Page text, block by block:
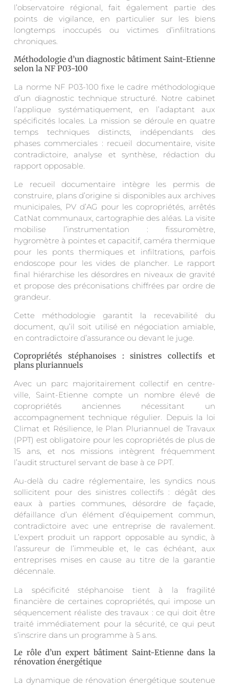
l’observatoire régional, fait également partie des
points de vigilance, en particulier sur les biens
longtemps inoccupés ou victimes d’infiltrations
chroniques.
Méthodologie d’un diagnostic bâtiment Saint-Etienne
selon la NF P03-100
La norme NF P03-100 fixe le cadre méthodologique
d’un diagnostic technique structuré. Notre cabinet
l’applique systématiquement, en l’adaptant aux
spécificités locales. La mission se déroule en quatre
temps techniques distincts, indépendants des
phases commerciales : recueil documentaire, visite
contradictoire, analyse et synthèse, rédaction du
rapport opposable.
Le recueil documentaire intègre les permis de
construire, plans d’origine si disponibles aux archives
municipales, PV d’AG pour les copropriétés, arrêtés
CatNat communaux, cartographie des aléas. La visite
mobilise l’instrumentation : fissuromètre,
hygromètre à pointes et capacitif, caméra thermique
pour les ponts thermiques et infiltrations, parfois
endoscope pour les vides de plancher. Le rapport
final hiérarchise les désordres en niveaux de gravité
et propose des préconisations chiffrées par ordre de
grandeur.
Cette méthodologie garantit la recevabilité du
document, qu’il soit utilisé en négociation amiable,
en contradictoire d’assurance ou devant le juge.
Copropriétés stéphanoises : sinistres collectifs et
plans pluriannuels
Avec un parc majoritairement collectif en centre-
ville, Saint-Etienne compte un nombre élevé de
copropriétés anciennes nécessitant un
accompagnement technique régulier. Depuis la loi
Climat et Résilience, le Plan Pluriannuel de Travaux
(PPT) est obligatoire pour les copropriétés de plus de
15 ans, et nos missions intègrent fréquemment
l’audit structurel servant de base à ce PPT.
Au-delà du cadre réglementaire, les syndics nous
sollicitent pour des sinistres collectifs : dégât des
eaux à parties communes, désordre de façade,
défaillance d’un élément d’équipement commun,
contradictoire avec une entreprise de ravalement.
L’expert produit un rapport opposable au syndic, à
l’assureur de l’immeuble et, le cas échéant, aux
entreprises mises en cause au titre de la garantie
décennale.
La spécificité stéphanoise tient à la fragilité
financière de certaines copropriétés, qui impose un
séquencement réaliste des travaux : ce qui doit être
traité immédiatement pour la sécurité, ce qui peut
s’inscrire dans un programme à 5 ans.
Le rôle d’un expert bâtiment Saint-Etienne dans la
rénovation énergétique
La dynamique de rénovation énergétique soutenue